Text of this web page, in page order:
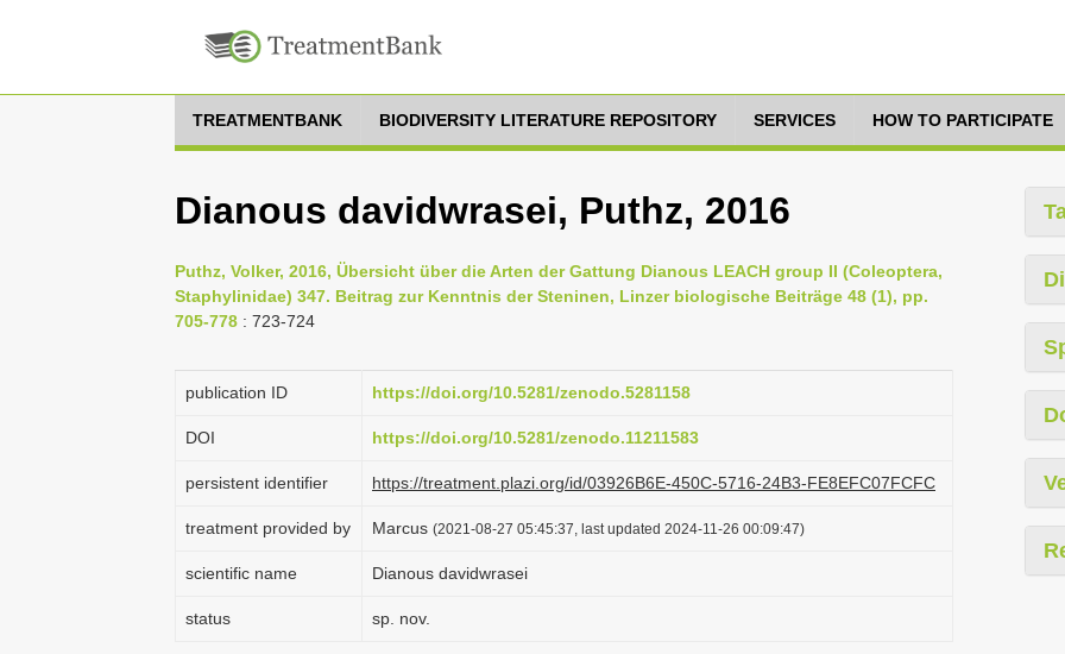
TREATMENTBANK BIODIVERSITY LITERATURE REPOSITORY SERVICES HOW TO PARTICIPATE
Dianous davidwrasei, Puthz, 2016
Puthz, Volker, 2016, Übersicht über die Arten der Gattung Dianous LEACH group II (Coleoptera,
Staphylinidae) 347. Beitrag zur Kenntnis der Steninen, Linzer biologische Beiträge 48 (1), pp.
705-778 : 723-724
publication ID https://doi.org/10.5281/zenodo.5281158
DOI https://doi.org/10.5281/zenodo.11211583
persistent identifier https://treatment.plazi.org/id/03926B6E-450C-5716-24B3-FE8EFC07FCFC
treatment provided by Marcus (2021-08-27 05:45:37, last updated 2024-11-26 00:09:47)
scientific name Dianous davidwrasei
status sp. nov.